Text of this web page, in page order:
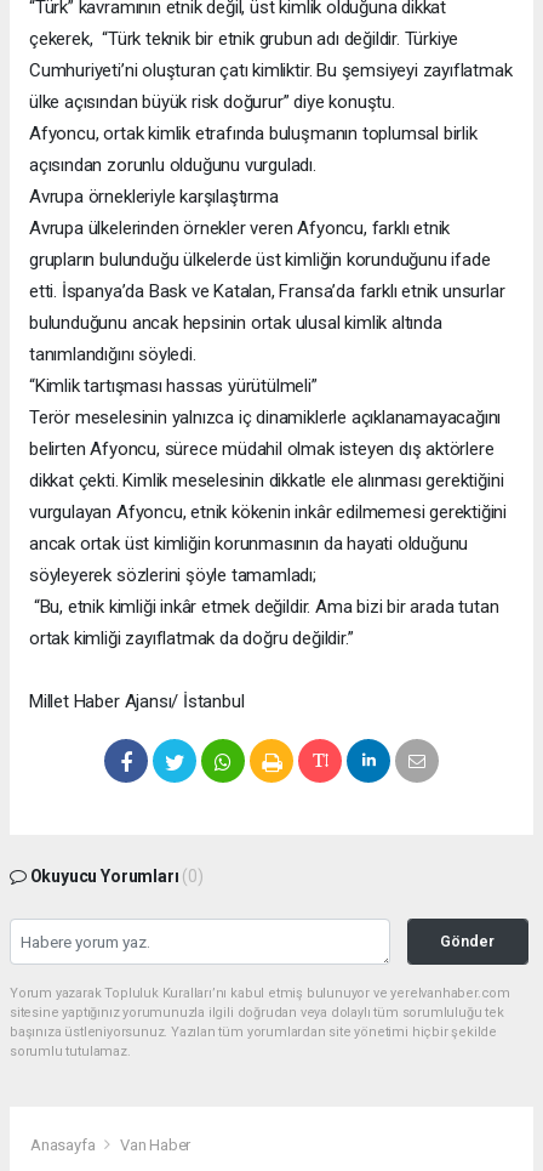
“Türk” kavramının etnik değil, üst kimlik olduğuna dikkat
çekerek, “Türk teknik bir etnik grubun adı değildir. Türkiye
Cumhuriyeti’ni oluşturan çatı kimliktir. Bu şemsiyeyi zayıflatmak
ülke açısından büyük risk doğurur” diye konuştu.
Afyoncu, ortak kimlik etrafında buluşmanın toplumsal birlik
açısından zorunlu olduğunu vurguladı.
Avrupa örnekleriyle karşılaştırma
Avrupa ülkelerinden örnekler veren Afyoncu, farklı etnik
grupların bulunduğu ülkelerde üst kimliğin korunduğunu ifade
etti. İspanya’da Bask ve Katalan, Fransa’da farklı etnik unsurlar
bulunduğunu ancak hepsinin ortak ulusal kimlik altında
tanımlandığını söyledi.
“Kimlik tartışması hassas yürütülmeli”
Terör meselesinin yalnızca iç dinamiklerle açıklanamayacağını
belirten Afyoncu, sürece müdahil olmak isteyen dış aktörlere
dikkat çekti. Kimlik meselesinin dikkatle ele alınması gerektiğini
vurgulayan Afyoncu, etnik kökenin inkâr edilmemesi gerektiğini
ancak ortak üst kimliğin korunmasının da hayati olduğunu
söyleyerek sözlerini şöyle tamamladı;
“Bu, etnik kimliği inkâr etmek değildir. Ama bizi bir arada tutan
ortak kimliği zayıflatmak da doğru değildir.”
Millet Haber Ajansı/ İstanbul
Okuyucu Yorumları (0)
Gönder
Yorum yazarak Topluluk Kuralları’nı kabul etmiş bulunuyor ve yerelvanhaber.com
sitesine yaptığınız yorumunuzla ilgili doğrudan veya dolaylı tüm sorumluluğu tek
başınıza üstleniyorsunuz. Yazılan tüm yorumlardan site yönetimi hiçbir şekilde
sorumlu tutulamaz.
Anasayfa Van Haber